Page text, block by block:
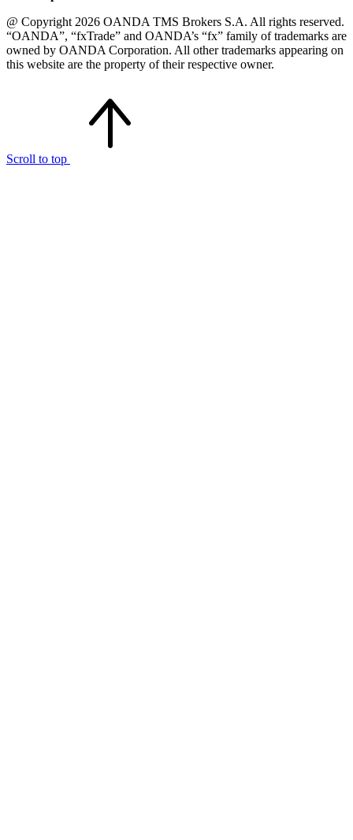
@ Copyright 2026 OANDA TMS Brokers S.A. All rights reserved.
“OANDA”, “fxTrade” and OANDA’s “fx” family of trademarks are
owned by OANDA Corporation. All other trademarks appearing on
this website are the property of their respective owner.
Scroll to top